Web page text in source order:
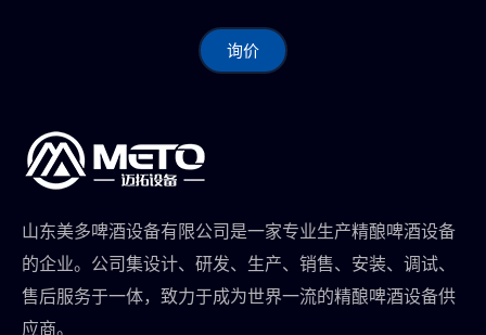
询价
山东美多啤酒设备有限公司是一家专业生产精酿啤酒设备
的企业。公司集设计、研发、生产、销售、安装、调试、
售后服务于一体，致力于成为世界一流的精酿啤酒设备供
应商。